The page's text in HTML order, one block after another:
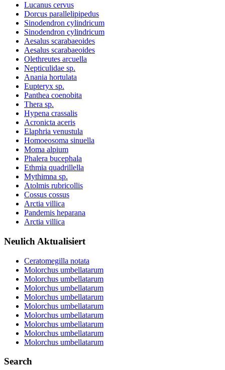
Lucanus cervus
Dorcus parallelipipedus
Sinodendron cylindricum
Sinodendron cylindricum
Aesalus scarabaeoides
Aesalus scarabaeoides
Olethreutes arcuella
Nepticulidae sp.
Anania hortulata
Eupteryx sp.
Panthea coenobita
Thera sp.
Hypena crassalis
Acronicta aceris
Elaphria venustula
Homoeosoma sinuella
Moma alpium
Phalera bucephala
Ethmia quadrillella
Mythimna sp.
Atolmis rubricollis
Cossus cossus
Arctia villica
Pandemis heparana
Arctia villica
Neulich Aktualisiert
Ceratomegilla notata
Molorchus umbellatarum
Molorchus umbellatarum
Molorchus umbellatarum
Molorchus umbellatarum
Molorchus umbellatarum
Molorchus umbellatarum
Molorchus umbellatarum
Molorchus umbellatarum
Molorchus umbellatarum
Search